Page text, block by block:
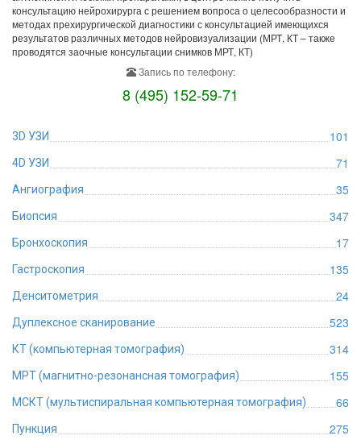
консультацию нейрохирурга с решением вопроса о целесообразности и
методах прехирургической диагностики с консультацией имеющихся
результатов различных методов нейровизуализации (МРТ, КТ – также
проводятся заочные консультации снимков МРТ, КТ)
Запись по телефону:
8 (495) 152-59-71
3D УЗИ 101
4D УЗИ 71
Ангиография 35
Биопсия 347
Бронхоскопия 17
Гастроскопия 135
Денситометрия 24
Дуплексное сканирование 523
КТ (компьютерная томография) 314
МРТ (магнитно-резонансная томография) 155
МСКТ (мультиспиральная компьютерная томография) 66
Пункция 275